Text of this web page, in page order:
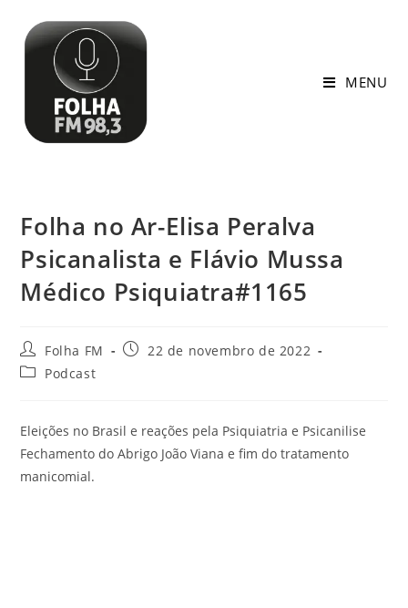
MENU
Folha no Ar-Elisa Peralva
Psicanalista e Flávio Mussa
Médico Psiquiatra#1165
Folha FM
22 de novembro de 2022
Podcast
Eleições no Brasil e reações pela Psiquiatria e Psicanilise
Fechamento do Abrigo João Viana e fim do tratamento
manicomial.